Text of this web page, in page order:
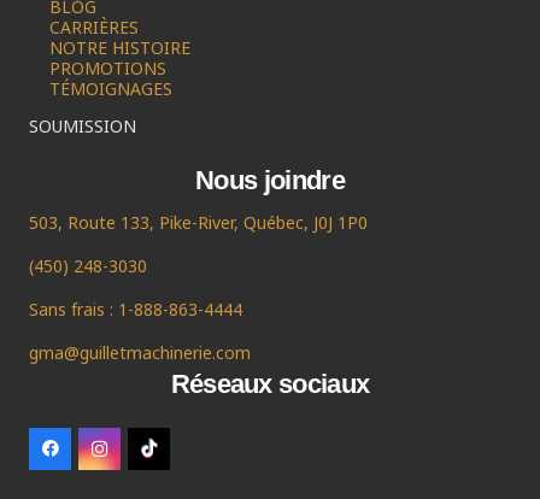
BLOG
CARRIÈRES
NOTRE HISTOIRE
PROMOTIONS
TÉMOIGNAGES
SOUMISSION
Nous joindre
503, Route 133, Pike-River, Québec, J0J 1P0
(450) 248-3030
Sans frais : 1-888-863-4444
gma@guilletmachinerie.com
Réseaux sociaux